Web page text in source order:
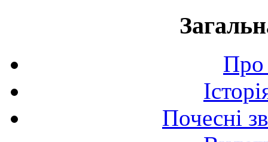
Про
Почесні